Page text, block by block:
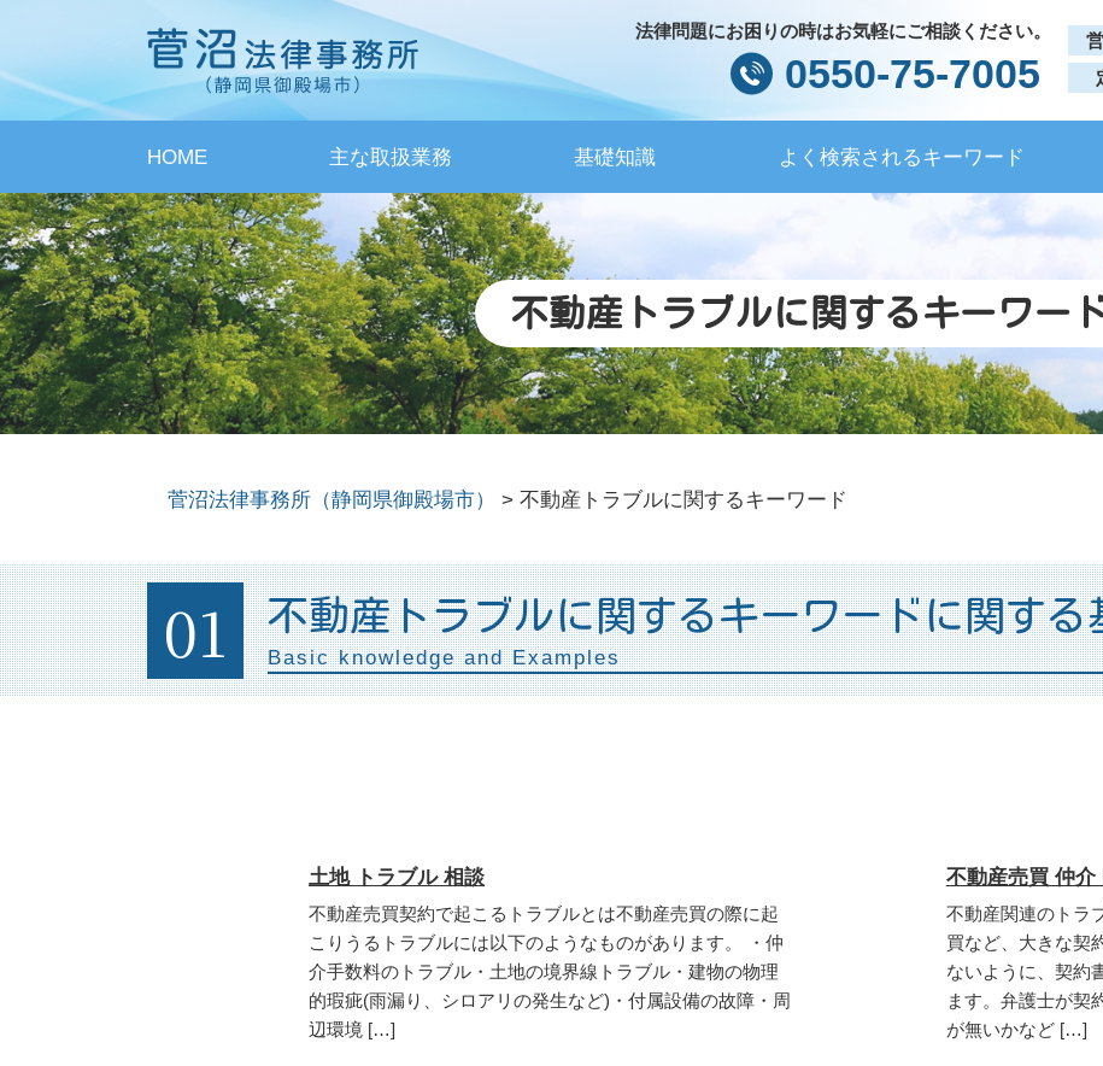
不動産トラブルに関するキーワー
法律問題にお困りの時はお気軽にご相談ください。
0550-75-7005
HOME 主な取扱業務 基礎知識 よく検索されるキーワード
菅沼法律事務所（静岡県御殿場市） > 不動産トラブルに関するキーワード
01 不動産トラブルに関するキーワードに関する
Basic knowledge and Examples
土地 トラブル 相談
不動産売買契約で起こるトラブルとは不動産売買の際に起
こりうるトラブルには以下のようなものがあります。 ・仲
介手数料のトラブル・土地の境界線トラブル・建物の物理
的瑕疵(雨漏り、シロアリの発生など)・付属設備の故障・周
辺環境 […]
不動産売買 仲介
不動産関連のトラ
買など、大きな契
ないように、契約
ます。弁護士が契
が無いかなど […]